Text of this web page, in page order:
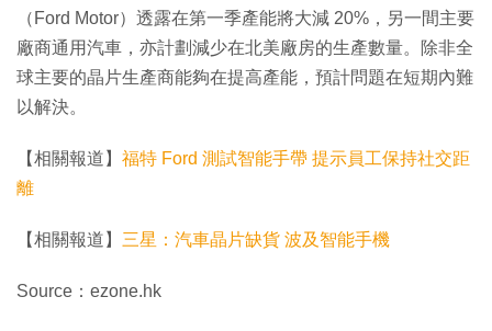
（Ford Motor）透露在第一季產能將大減 20%，另一間主要
廠商通用汽車，亦計劃減少在北美廠房的生產數量。除非全
球主要的晶片生產商能夠在提高產能，預計問題在短期內難
以解決。
【相關報道】 福特 Ford 測試智能手帶 提示員工保持社交距
離
【相關報道】 三星：汽車晶片缺貨 波及智能手機
Source：ezone.hk